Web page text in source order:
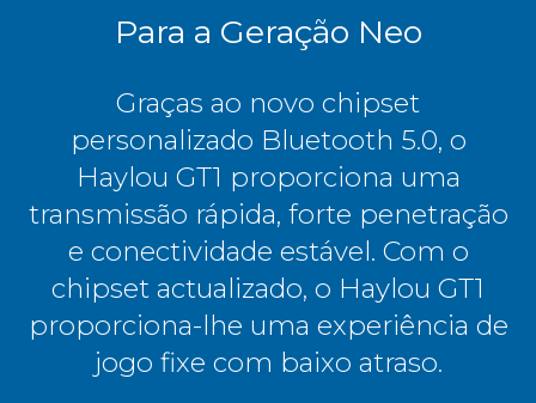
Para a Geração Neo
Graças ao novo chipset
personalizado Bluetooth 5.0, o
Haylou GT1 proporciona uma
transmissão rápida, forte penetração
e conectividade estável. Com o
chipset actualizado, o Haylou GT1
proporciona-lhe uma experiência de
jogo fixe com baixo atraso.